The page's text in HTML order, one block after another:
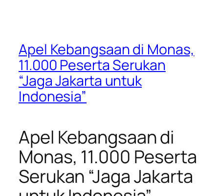
Apel Kebangsaan di Monas,
11.000 Peserta Serukan
“Jaga Jakarta untuk
Indonesia”
Apel Kebangsaan di
Monas, 11.000 Peserta
Serukan “Jaga Jakarta